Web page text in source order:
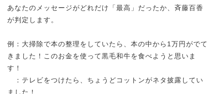
あなたのメッセージがどれだけ「最高」だったか、斉藤百香
が判定します。
例：大掃除で本の整理をしていたら、本の中から1万円がでて
きました！このお金を使って黒毛和牛を食べようと思いま
す！
：テレビをつけたら、ちょうどコットンがネタ披露してい
ました！